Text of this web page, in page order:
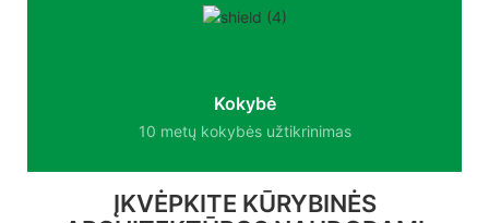
Kokybė
10 metų kokybės užtikrinimas
ĮKVĖPKITE KŪRYBINĖS